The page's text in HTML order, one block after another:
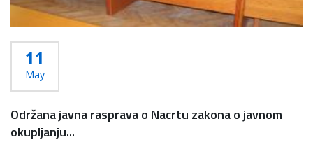
11
May
Održana javna rasprava o Nacrtu zakona o javnom
okupljanju...